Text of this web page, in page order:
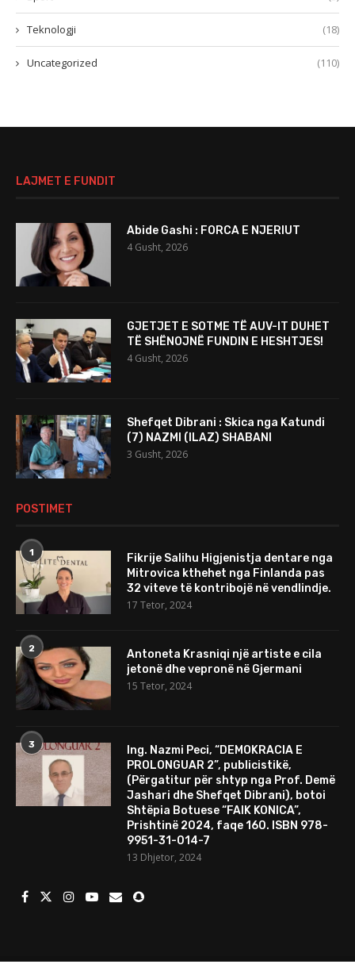
Teknologji (18)
Uncategorized (110)
LAJMET E FUNDIT
Abide Gashi : FORCA E NJERIUT
4 Gusht, 2026
GJETJET E SOTME TË AUV-IT DUHET
TË SHËNOJNË FUNDIN E HESHTJES!
4 Gusht, 2026
Shefqet Dibrani : Skica nga Katundi
(7) NAZMI (ILAZ) SHABANI
3 Gusht, 2026
POSTIMET
1
Fikrije Salihu Higjenistja dentare nga
Mitrovica kthehet nga Finlanda pas
32 viteve të kontribojë në vendlindje.
17 Tetor, 2024
2
Antoneta Krasniqi një artiste e cila
jetonë dhe vepronë në Gjermani
15 Tetor, 2024
3
Ing. Nazmi Peci, “DEMOKRACIA E
PROLONGUAR 2”, publicistikë,
(Përgatitur për shtyp nga Prof. Demë
Jashari dhe Shefqet Dibrani), botoi
Shtëpia Botuese “FAIK KONICA”,
Prishtinë 2024, faqe 160. ISBN 978-
9951-31-014-7
13 Dhjetor, 2024